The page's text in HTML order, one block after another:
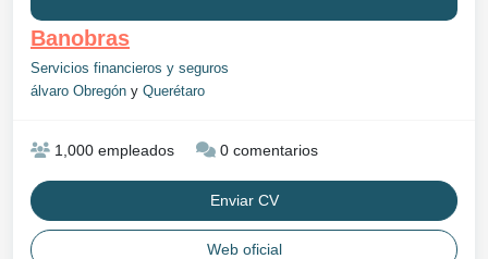
Banobras
Servicios financieros y seguros
álvaro Obregón y Querétaro
1,000 empleados 0 comentarios
Enviar CV
Web oficial